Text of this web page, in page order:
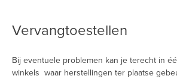
Vervangtoestellen
Bij eventuele problemen kan je terecht in
winkels waar herstellingen ter plaatse